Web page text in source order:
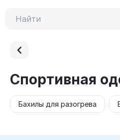
Спортивная
Бахилы для разогрева